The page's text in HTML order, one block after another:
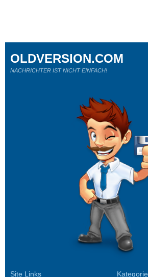
Site Links Kategorie
OLDVERSION.COM
NACHRICHTER IST NICHT EINFACH!